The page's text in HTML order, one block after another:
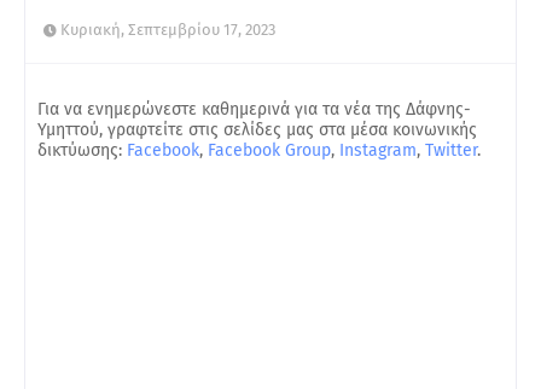
Κυριακή, Σεπτεμβρίου 17, 2023
Για να ενημερώνεστε καθημερινά για τα νέα της Δάφνης-
Υμηττού, γραφτείτε στις σελίδες μας στα μέσα κοινωνικής
δικτύωσης: Facebook, Facebook Group, Instagram, Twitter.